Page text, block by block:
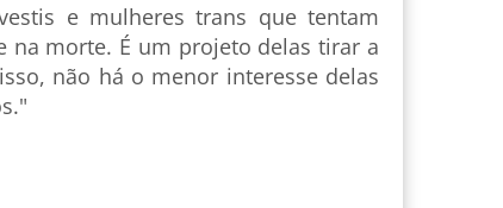
e mulheres trans que tentam
na morte. É um projeto delas tirar a
não há o menor interesse delas